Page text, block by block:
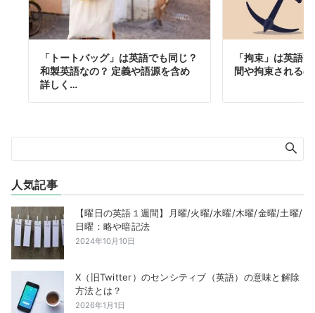
「トートバッグ」は英語でも同じ？
和製英語なの？ 定義や語源を含め
詳しく…
「拘束」は英語
間や拘束される
人気記事
【曜日の英語１週間】月曜/火曜/水曜/木曜/金曜/土曜/
日曜：略や暗記法
2024年10月10日
X（旧Twitter）のセンシティブ（英語）の意味と解除
方法とは？
2026年1月1日